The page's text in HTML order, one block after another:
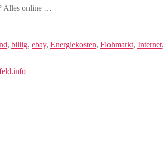
Alles online …
, billig, ebay, Energiekosten, Flohmarkt, Internet,